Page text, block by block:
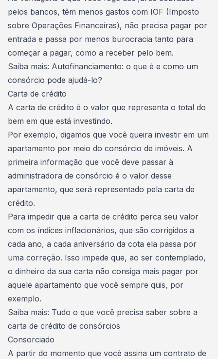
pelos bancos, têm menos gastos com IOF (Imposto
sobre Operações Financeiras), não precisa pagar por
entrada e passa por menos burocracia tanto para
começar a pagar, como a receber pelo bem.
Saiba mais: Autofinanciamento: o que é e como um
consórcio pode ajudá-lo?
Carta de crédito
A carta de crédito é o valor que representa o total do
bem em que está investindo.
Por exemplo, digamos que você queira investir em um
apartamento por meio do consórcio de imóveis. A
primeira informação que você deve passar à
administradora de consórcio é o valor desse
apartamento, que será representado pela carta de
crédito.
Para impedir que a carta de crédito perca seu valor
com os índices inflacionários, que são corrigidos a
cada ano, a cada aniversário da cota ela passa por
uma correção. Isso impede que, ao ser contemplado,
o dinheiro da sua carta não consiga mais pagar por
aquele apartamento que você sempre quis, por
exemplo.
Saiba mais: Tudo o que você precisa saber sobre a
carta de crédito de consórcios
Consorciado
A partir do momento que você assina um contrato de